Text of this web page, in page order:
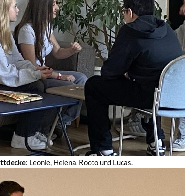
: Leonie, Helena, Rocco und Lucas.